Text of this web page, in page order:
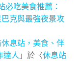
必吃美食推薦：
克與最強夜景攻
息站，美食、伴
達人 」於〈休息站